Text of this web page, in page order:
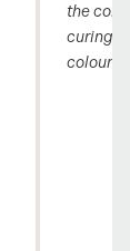
the
curing
colour